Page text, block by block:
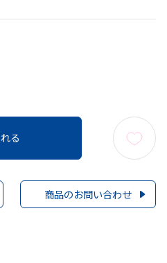
る
商品のお問い合わせ